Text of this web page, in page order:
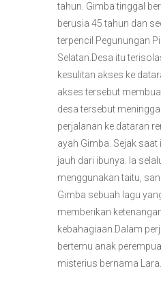
tahun. Gimba tinggal
berusia 45 tahun dan
terpencil Pegunungan
Selatan.Desa itu
kesulitan akses ke
akses tersebut
desa tersebut
perjalanan ke dataran
ayah Gimba. Sejak saat
jauh dari ibunya. Ia
menggunakan taitu,
Gimba sebuah lagu
memberikan
kebahagiaan.Dalam
bertemu anak
misterius bernama Lara.